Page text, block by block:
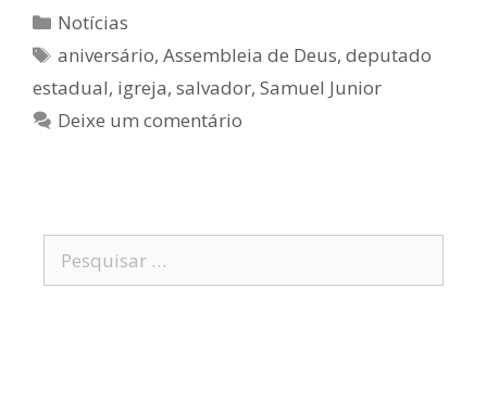
Notícias
aniversário,Assembleia de Deus,deputado
estadual, igreja, salvador, Samuel Junior
Deixe um comentário